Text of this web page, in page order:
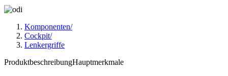
Komponenten/
Cockpit/
Lenkergriffe
ProduktbeschreibungHauptmerkmale